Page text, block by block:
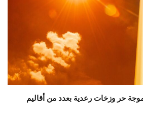
حر وزخات رعدية بعدد من أقاليم